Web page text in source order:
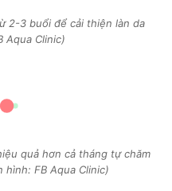
2-3 buổi để cải thiện làn da
Aqua Clinic)
quả hơn cả tháng tự chăm
hình: FB Aqua Clinic)